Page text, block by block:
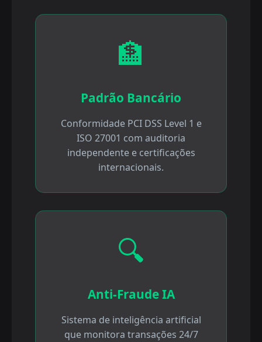
🏦
Padrão Bancário
Conformidade PCI DSS Level 1 e
ISO 27001 com auditoria
independente e certificações
internacionais.
🔍
Anti-Fraude IA
Sistema de inteligência artificial
que monitora transações 24/7